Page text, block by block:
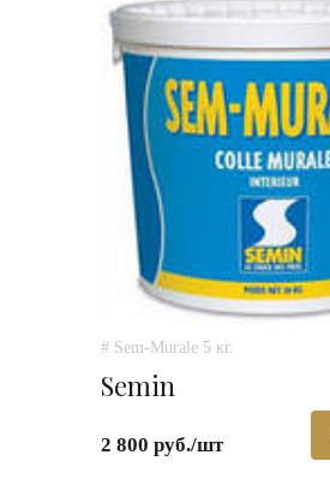
# Sem-Murale 5 кг.
Semin
2 800 руб./шт